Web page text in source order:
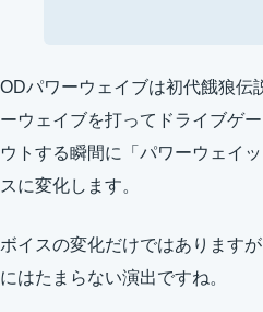
ODパワーウェイブは初代餓狼伝
ーウェイブを打ってドライブゲ
ウトする瞬間に「パワーウェイ
スに変化します。
ボイスの変化だけではあります
にはたまらない演出ですね。